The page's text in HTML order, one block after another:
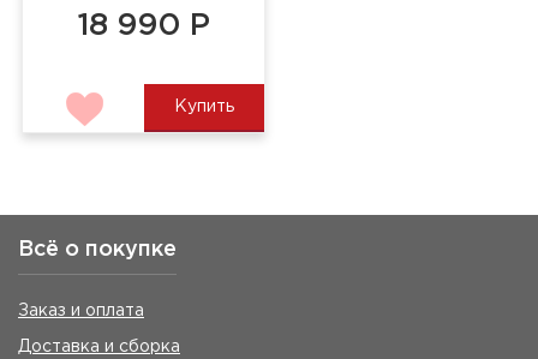
18 990 Р
Купить
Всё о покупке
Заказ и оплата
Доставка и сборка